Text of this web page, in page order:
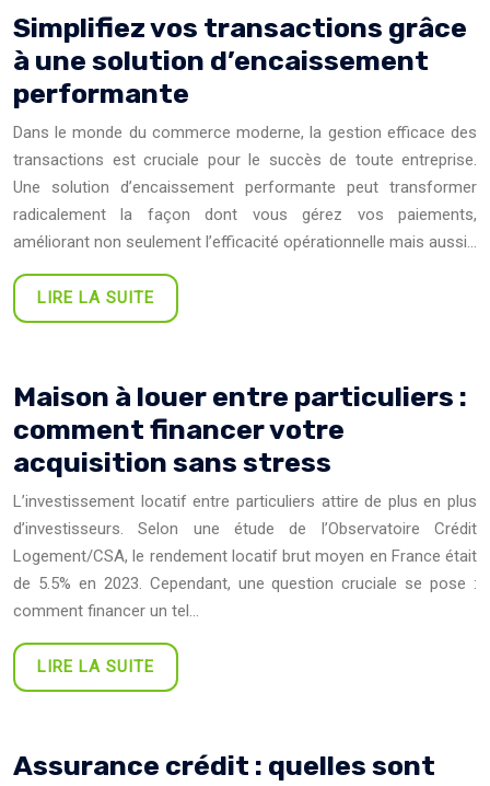
Simplifiez vos transactions grâce
à une solution d’encaissement
performante
Dans le monde du commerce moderne, la gestion efficace des
transactions est cruciale pour le succès de toute entreprise.
Une solution d’encaissement performante peut transformer
radicalement la façon dont vous gérez vos paiements,
améliorant non seulement l’efficacité opérationnelle mais aussi…
LIRE LA SUITE
Maison à louer entre particuliers :
comment financer votre
acquisition sans stress
L’investissement locatif entre particuliers attire de plus en plus
d’investisseurs. Selon une étude de l’Observatoire Crédit
Logement/CSA, le rendement locatif brut moyen en France était
de 5.5% en 2023. Cependant, une question cruciale se pose :
comment financer un tel…
LIRE LA SUITE
Assurance crédit : quelles sont